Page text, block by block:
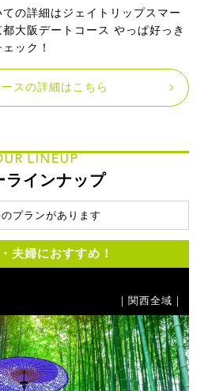
の詳細はジェイトリップスマー
大阪デートコース やっぱ好っき
ック！
スの詳細はこちら
LINEUP
ラインナップ
プランがあります
夫婦におすすめ！
｜関西全域｜